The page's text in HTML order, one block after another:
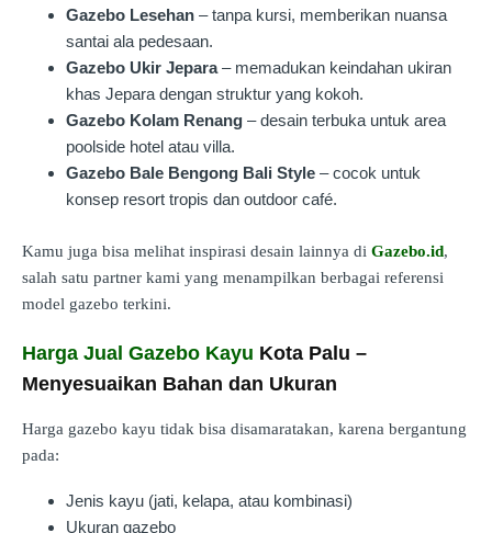
Gazebo Lesehan – tanpa kursi, memberikan nuansa
santai ala pedesaan.
Gazebo Ukir Jepara– memadukan keindahan ukiran
khas Jepara dengan struktur yang kokoh.
Gazebo Kolam Renang – desain terbuka untuk area
poolside hotel atau villa.
Gazebo Bale Bengong Bali Style – cocok untuk
konsep resort tropis dan outdoor café.
Kamu juga bisa melihat inspirasi desain lainnya di Gazebo.id,
salah satu partner kami yang menampilkan berbagai referensi
model gazebo terkini.
Harga Jual Gazebo Kayu Kota Palu –
Menyesuaikan Bahan dan Ukuran
Harga gazebo kayu tidak bisa disamaratakan, karena bergantung
pada:
Jenis kayu (jati, kelapa, atau kombinasi)
Ukuran gazebo